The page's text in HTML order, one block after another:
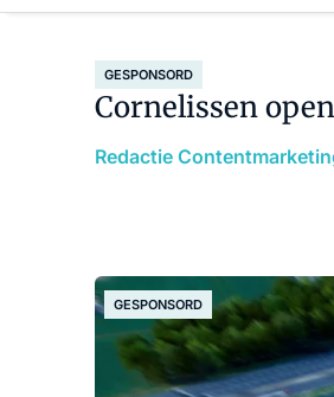
GESPONSORD
Cornelissen
Redactie
GESPONSORD